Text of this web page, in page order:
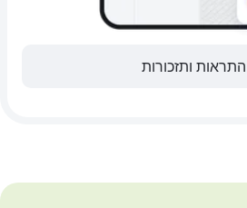
התראות ותזכורות